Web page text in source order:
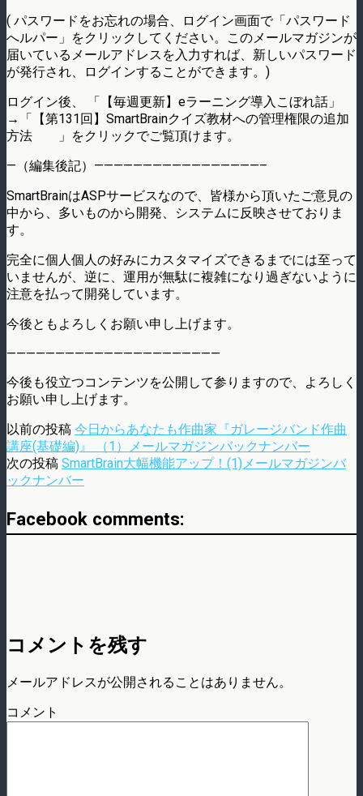
( パスワードをお忘れの場合、ログイン画面で「パスワード
へルパー」をクリックしてください。このメールマガジンが
届いているメールアドレスを入力すれば、新しいパスワード
が発行され、ログインすることができます。)
ログイン後、 「【毎週更新】eラーニング導入こぼれ話」
→「【第131回】SmartBrainクイズ教材への管理権限の追加
方法 」をクリックでご覧頂けます。
—（編集後記）—————————————————–
SmartBrainはASPサービスなので、皆様から頂いたご意見の
中から、多いものから開発、システムに反映させておりま
す。
完全に個人個人の好みにカスタマイズできるまでには至って
いませんが、逆に、運用が無駄に複雑になり過ぎないように
注意を払って開発しています。
今後ともよろしくお願い申し上げます。
——————————————————————
今後も役立つコンテンツを公開して参りますので、よろしく
お願い申し上げます。
以前の投稿 今日からあなたも作曲家『ガレージバンド作曲
講座(基礎編)』 （1）メールマガジンバックナンバー
次の投稿 SmartBrain大幅機能アップ！(1)メールマガジンバ
ックナンバー
Facebook comments:
コメントを残す
メールアドレスが公開されることはありません。
コメント